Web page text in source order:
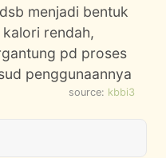
menjadi bentuk
rendah,
pd proses
penggunaannya
source: kbbi3